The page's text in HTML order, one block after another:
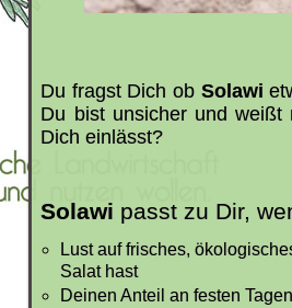
Du fragst Dich ob Solawi
Du bist unsicher und weißt
Dich einlässt?
Solawi passt zu Dir,
Lust auf frisches,
Salat hast
Deinen Anteil an festen